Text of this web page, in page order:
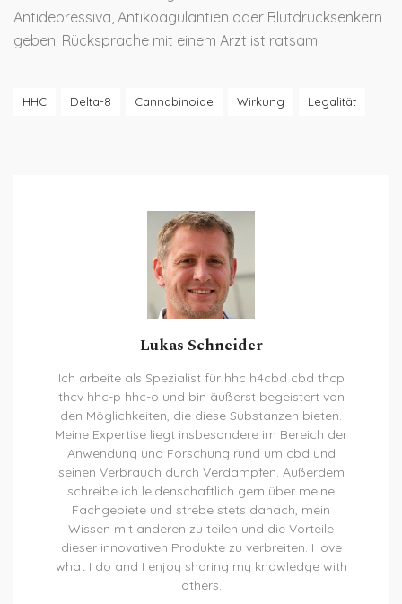
Antidepressiva, Antikoagulantien oder Blutdrucksenkern
geben. Rücksprache mit einem Arzt ist ratsam.
HHC Delta-8 Cannabinoide Wirkung Legalität
Lukas Schneider
Ich arbeite als Spezialist für hhc h4cbd cbd thcp
thcv hhc-p hhc-o und bin äußerst begeistert von
den Möglichkeiten, die diese Substanzen bieten.
Meine Expertise liegt insbesondere im Bereich der
Anwendung und Forschung rund um cbd und
seinen Verbrauch durch Verdampfen. Außerdem
schreibe ich leidenschaftlich gern über meine
Fachgebiete und strebe stets danach, mein
Wissen mit anderen zu teilen und die Vorteile
dieser innovativen Produkte zu verbreiten. I love
what I do and I enjoy sharing my knowledge with
others.